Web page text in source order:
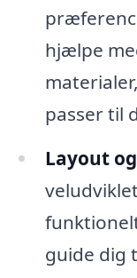
hjælpe
passer til
Layout
guide dig